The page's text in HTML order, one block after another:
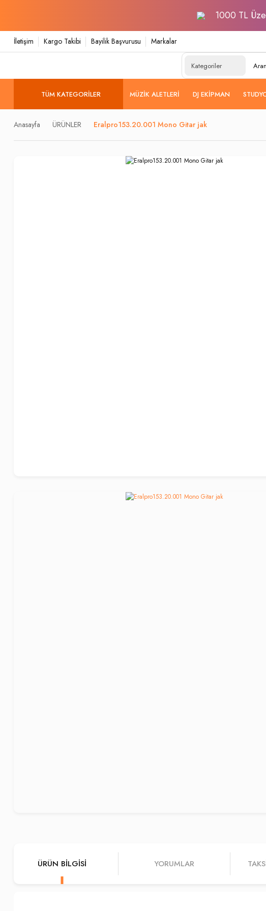
1000 TL
İletişim Kargo Takibi Bayilik Başvurusu Markalar
TÜM KATEGORILER MÜZIK ALETLERI DJ EKIPMAN
Anasayfa ÜRÜNLER Eralpro153.20.001 Mono Gitar jak
ÜRÜN BILGISI YORUMLAR